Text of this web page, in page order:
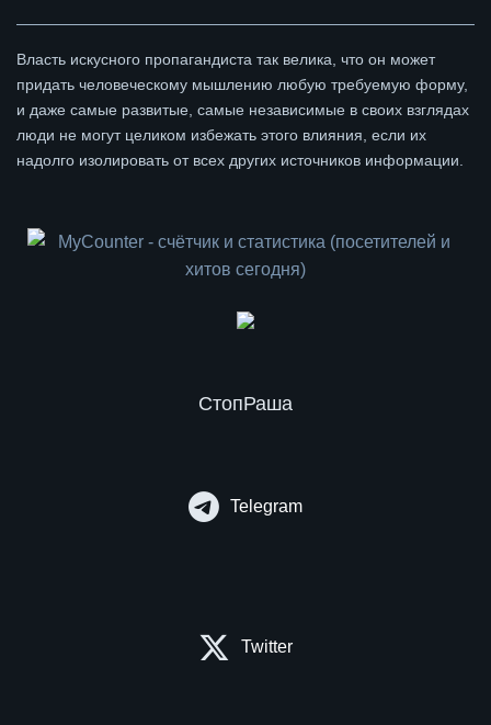
Власть искусного пропагандиста так велика, что он может
придать человеческому мышлению любую требуемую форму,
и даже самые развитые, самые независимые в своих взглядах
люди не могут целиком избежать этого влияния, если их
надолго изолировать от всех других источников информации.
СтопРаша
Telegram
Twitter